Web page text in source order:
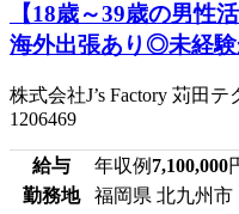
【18歳～39歳の男性
海外出張あり◎未経験
株式会社J’s Factory 苅田
1206469
給与 年収例 7,100,000
勤務地
福岡県 北九州市